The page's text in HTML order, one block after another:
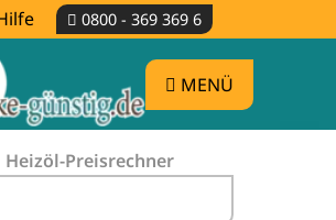
0800 - 369 369 6
MENÜ
Heizöl-Preisrechner